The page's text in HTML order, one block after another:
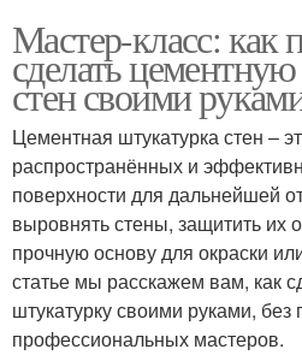
Мастер-класс: как
сделать
стен своими
Цементная штукатурка стен –
распространённых и
поверхности для дальнейшей
выровнять стены, защитить их
прочную основу для окраски
статье мы расскажем вам, как
штукатурку своими руками, без
профессиональных мастеров.